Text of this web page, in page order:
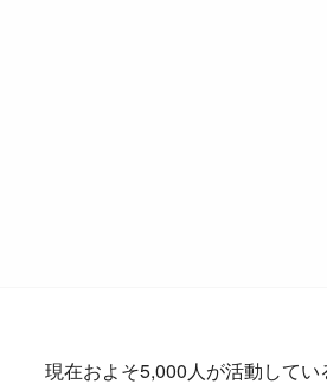
シェア
現在およそ5,000人が活動してい